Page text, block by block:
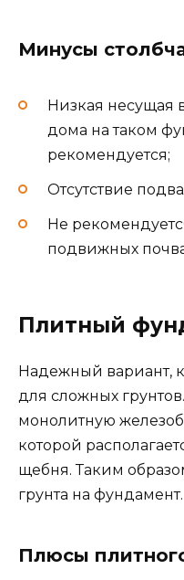
Минусы
Низкая несущая
дома на таком
рекомендуется;
Отсутствие
Не
подвижных
Плитный
Надежный вариант,
для сложных
монолитную
которой
щебня. Таким
грунта на фундамент.
Плюсы